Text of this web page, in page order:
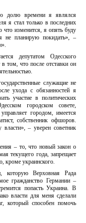
долю времени я являлся
я стал только в последних
изменится, я опять буду
я не планирую покидать», –
депутатом Одесского
том, что после отставки он
служащие не
ухода с обязанностей я
участие в политических
городском совете,
городом, имеется
собственник офшоров.
– уверен советник
– то, что новый закон о
текущего года, запрещает
кроме украинского.
которую Верховная Рада
гражданство Германии –
попасть Украина. В
власти для меня сделали
который способен помочь